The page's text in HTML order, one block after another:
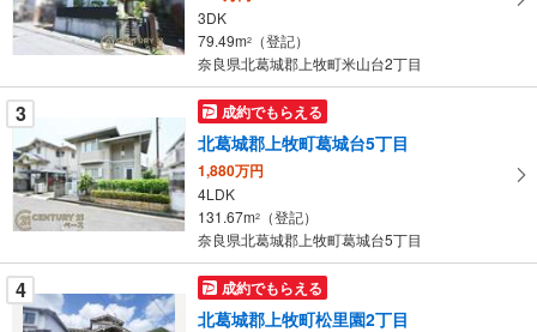
ペ
ー
に
保
存
す
る
3DK
79.49m2
（登記）
奈良県北葛城郡上牧町米山台2丁目
3 成約でもらえる
北葛城郡上牧町葛城台5丁目
1,880万円
4LDK
131.67m2
（登記）
奈良県北葛城郡上牧町葛城台5丁目
4 成約でもらえる
北葛城郡上牧町松里園2丁目